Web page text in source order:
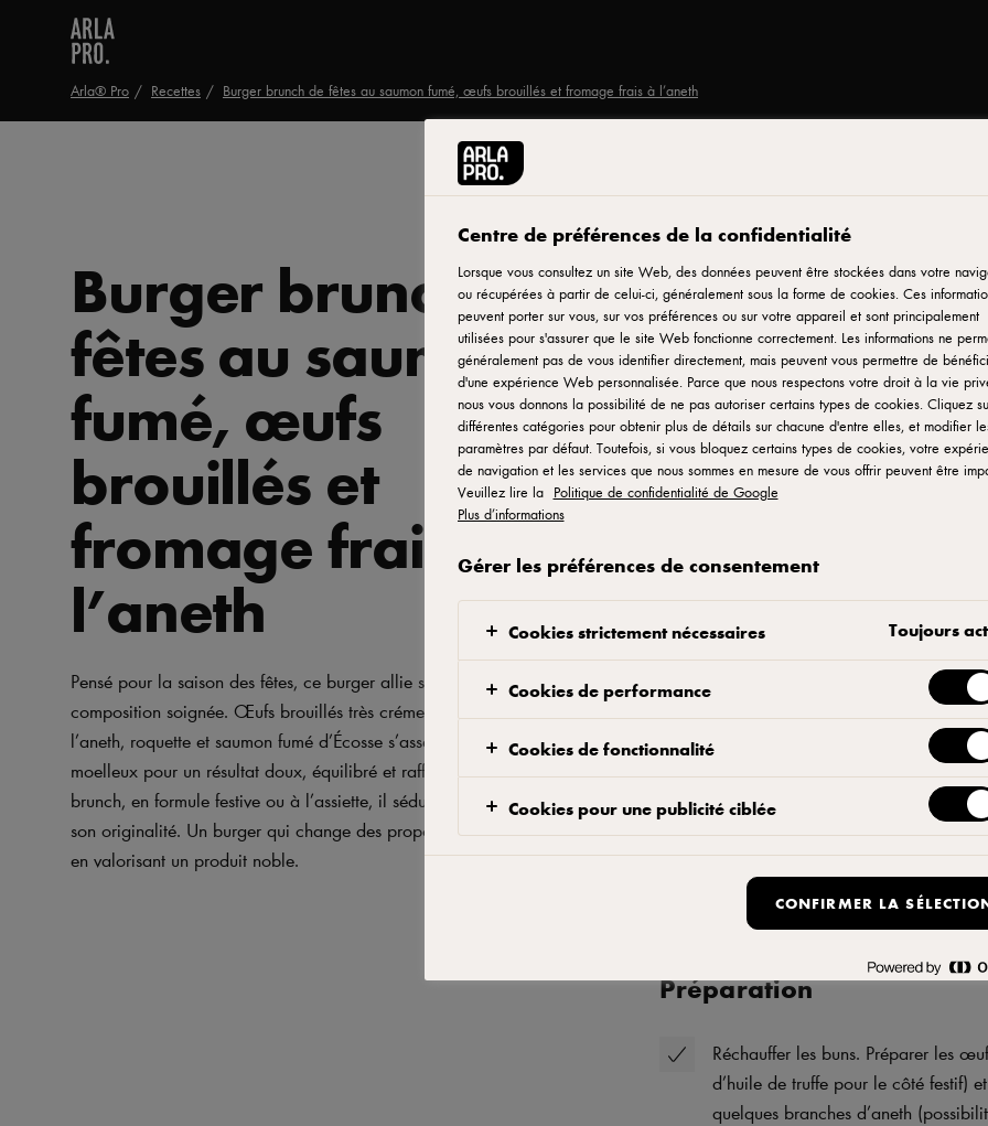
Arla® Pro Recettes Burger brunch de fêtes au saumon fumé, œufs brouillés et fromage frais à l’aneth
Imprimer
Burger brunch de
fêtes au saumon
fumé, œufs
brouillés et
fromage frais à
l’aneth
Pensé pour la saison des fêtes, ce burger allie simplicité de montage et
composition soignée. Œufs brouillés très crémeux, cream cheese à
l’aneth, roquette et saumon fumé d’Écosse s’assemblent dans un bun
moelleux pour un résultat doux, équilibré et raffiné. À proposer en
brunch, en formule festive ou à l’assiette, il séduit par sa fraîcheur et
son originalité. Un burger qui change des propositions habituelles tout
en valorisant un produit noble.
Préparation
Réchauffer les buns. Préparer les
d’huile de truffe pour le côté festif)
quelques branches d’aneth
Centre de préférences de la confidentialité
Lorsque vous consultez un site Web, des données peuvent être stockées dans votre
ou récupérées à partir de celui-ci, généralement sous la forme de cookies. Ces
peuvent porter sur vous, sur vos préférences ou sur votre appareil et sont principalement
utilisées pour s'assurer que le site Web fonctionne correctement. Les informations ne
généralement pas de vous identifier directement, mais peuvent vous permettre de
d'une expérience Web personnalisée. Parce que nous respectons votre droit à la vie
nous vous donnons la possibilité de ne pas autoriser certains types de cookies. Cliquez
différentes catégories pour obtenir plus de détails sur chacune d'entre elles, et modifier
paramètres par défaut. Toutefois, si vous bloquez certains types de cookies, votre
de navigation et les services que nous sommes en mesure de vous offrir peuvent être
Veuillez lire la Politique de confidentialité de Google
Plus d’informations
Gérer les préférences de consentement
Cookies strictement nécessaires Toujours
Cookies de performance
Cookies de fonctionnalité
Cookies pour une publicité ciblée
CONFIRMER LA